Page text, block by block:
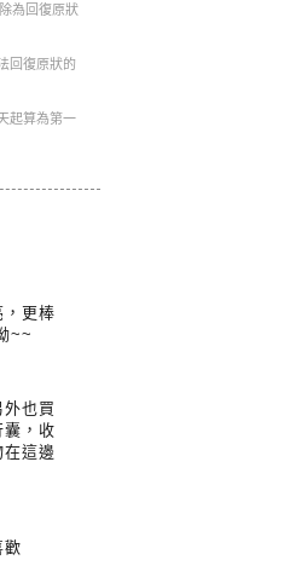
為回復原狀
回復原狀的
起算為第一
，更棒
~~
也買
囊，收
這邊
歡